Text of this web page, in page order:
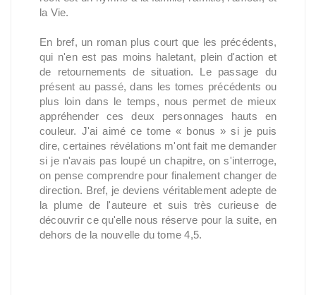
la Vie.
En bref, un roman plus court que les précédents,
qui n'en est pas moins haletant, plein d'action et
de retournements de situation. Le passage du
présent au passé, dans les tomes précédents ou
plus loin dans le temps, nous permet de mieux
appréhender ces deux personnages hauts en
couleur. J'ai aimé ce tome « bonus » si je puis
dire, certaines révélations m'ont fait me demander
si je n'avais pas loupé un chapitre, on s'interroge,
on pense comprendre pour finalement changer de
direction. Bref, je deviens véritablement adepte de
la plume de l'auteure et suis très curieuse de
découvrir ce qu'elle nous réserve pour la suite, en
dehors de la nouvelle du tome 4,5.